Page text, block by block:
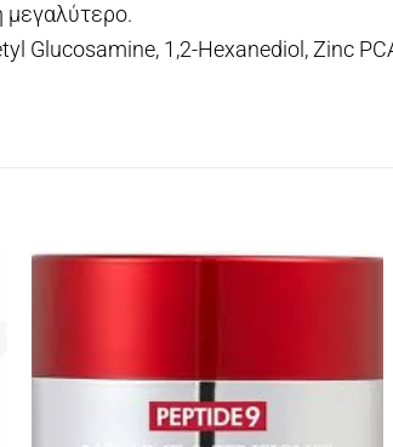
μεγαλύτερο.
Glucosamine, 1,2-Hexanediol, Zinc